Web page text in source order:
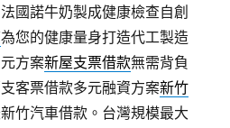
國諾牛奶製成健康檢查自創
為您的健康量身打造代工製造
方案新屋支票借款無需背負
客票借款多元融資方案新竹
竹汽車借款。台灣規模最大